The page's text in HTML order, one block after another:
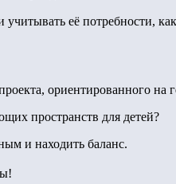
её потребности,
ориентированного на
пространств для детей?
и находить баланс.